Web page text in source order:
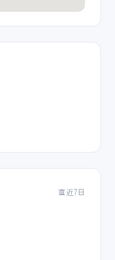
直近7日